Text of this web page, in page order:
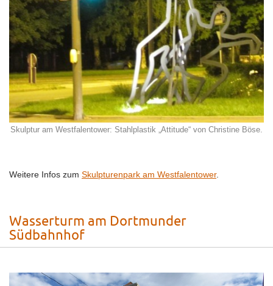
Skulptur am Westfalentower: Stahlplastik „Attitude“ von Christine Böse.
Weitere Infos zum Skulpturenpark am Westfalentower.
Wasserturm am Dortmunder
Südbahnhof